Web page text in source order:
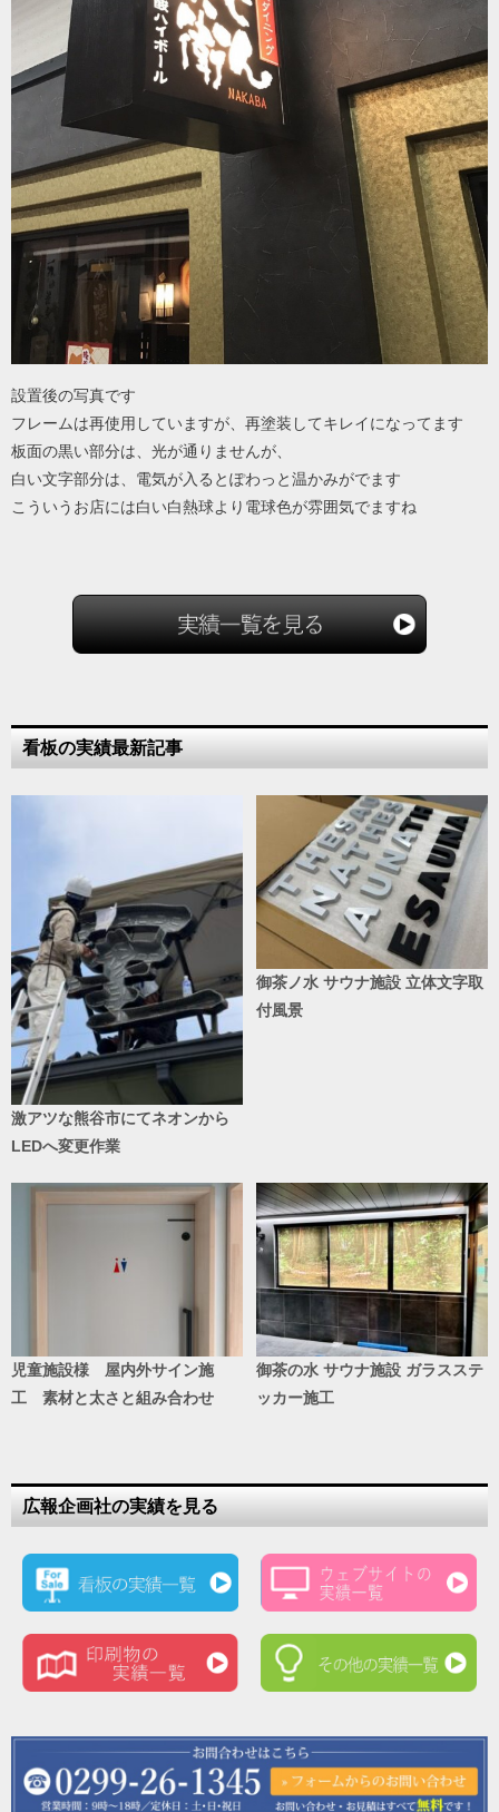
設置後の写真です
フレームは再使用していますが、再塗装してキレイになってます
板面の黒い部分は、光が通りませんが、
白い文字部分は、電気が入るとぽわっと温かみがでます
こういうお店には白い白熱球より電球色が雰囲気でますね
看板の実績最新記事
激アツな熊谷市にてネオンから
LEDへ変更作業
御茶ノ水 サウナ施設 立体文字取
付風景
児童施設様 屋内外サイン施
工 素材と太さと組み合わせ
御茶の水 サウナ施設 ガラスステ
ッカー施工
広報企画社の実績を見る